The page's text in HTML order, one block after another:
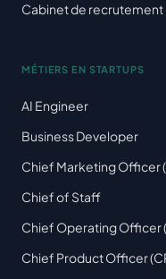
Cabinet de
MÉTIERS EN STARTUPS
AI Engineer
Business Developer
Chief Marketing Officer
Chief of Staff
Chief Operating Officer
Chief Product Officer